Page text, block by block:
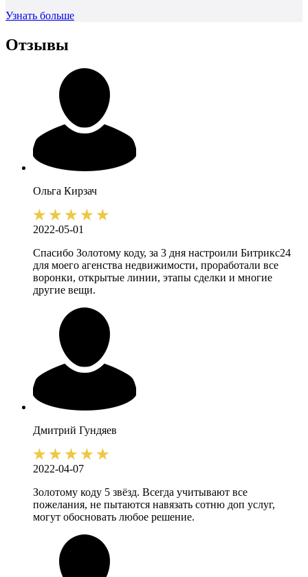
Узнать больше
Отзывы
Ольга Кирзач
2022-05-01
Спасибо Золотому коду, за 3 дня настроили Битрикс24
для моего агенства недвижимости, проработали все
воронки, открытые линии, этапы сделки и многие
другие вещи.
Дмитрий Гундяев
2022-04-07
Золотому коду 5 звёзд. Всегда учитывают все
пожелания, не пытаются навязать сотню доп услуг,
могут обосновать любое решение.